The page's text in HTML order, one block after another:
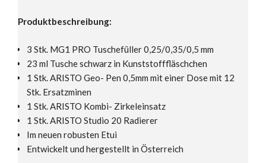
Produktbeschreibung:
3 Stk. MG1 PRO Tuschefüller 0,25/0,35/0,5 mm
23 ml Tusche schwarz in Kunststofffläschchen
1 Stk. ARISTO Geo- Pen 0,5mm mit einer Dose mit 12
Stk. Ersatzminen
1 Stk. ARISTO Kombi- Zirkeleinsatz
1 Stk. ARISTO Studio 20 Radierer
Im neuen robusten Etui
Entwickelt und hergestellt in Österreich